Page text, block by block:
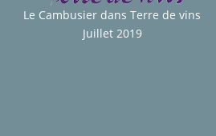
Le Cambusier dans Terre de vins
Juillet 2019